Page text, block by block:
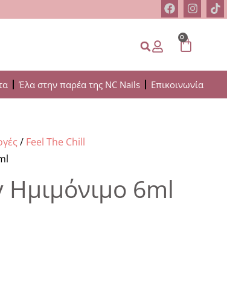
0
Έλα στην παρέα της NC Nails Επικοινωνία
/ Feel The Chill
6ml